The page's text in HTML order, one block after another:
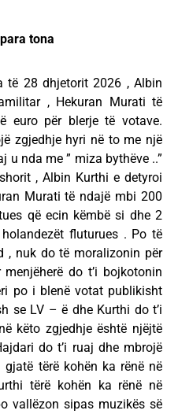
tona
të 28 dhjetorit 2026 , Albin
, Hekuran Murati të
euro për blerje të votave.
zgjedhje hyri në to me një
nda me ” miza bythëve ..”
, Albin Kurthi e detyroi
Murati të ndajë mbi 200
që ecin këmbë si dhe 2
fluturues . Po të
, nuk do të moralizonin për
do t’i bojkotonin
po i blenë votat publikisht
se LV – ë dhe Kurthi do t’i
këto zgjedhje është njëjtë
do t’i ruaj dhe mbrojë
gjatë tërë kohën ka rënë në
tërë kohën ka rënë në
vallëzon sipas muzikës së